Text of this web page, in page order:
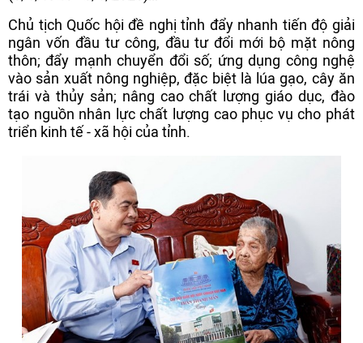
Chủ tịch Quốc hội đề nghị tỉnh đẩy nhanh tiến độ giải
ngân vốn đầu tư công, đầu tư đổi mới bộ mặt nông
thôn; đẩy mạnh chuyển đổi số; ứng dụng công nghệ
vào sản xuất nông nghiệp, đặc biệt là lúa gạo, cây ăn
trái và thủy sản; nâng cao chất lượng giáo dục, đào
tạo nguồn nhân lực chất lượng cao phục vụ cho phát
triển kinh tế - xã hội của tỉnh.